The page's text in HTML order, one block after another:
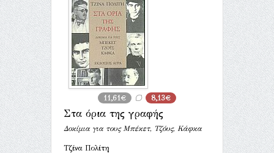
11,61€ 8,13€
Στα όρια της γραφής
Δοκίμια για τους Μπέκετ, Τζόυς, Κάφκα
Τζίνα Πολίτη